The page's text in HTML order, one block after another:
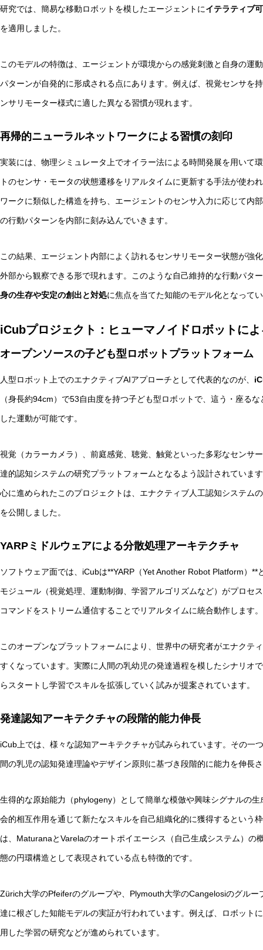
研究では、簡易な移動ロボットを模したエージェントにイテラティブ
を適用しました。
このモデルの特徴は、エージェントが環境からの感覚刺激と自身の運
パターンが自発的に形成される点にあります。例えば、視覚センサを
ンサリモーター様式に適した異なる習慣が現れます。
再帰的ニューラルネットワークによる習慣の刻印
実装には、物理シミュレータ上でオイラー法による時間発展を用いて
トのセンサ・モータの状態遷移をリアルタイムに更新する手法が使わ
ワークに類似した構造を持ち、エージェントのセンサ入力に応じて内
の行動パターンを内部に刻み込んでいきます。
この結果、エージェント内部によく訪れるセンサリモーター状態が強
外部から観察できる形で現れます。このような自己維持的な行動パタ
身の生存や安定の創出と対処に焦点を当てた知能のモデル化となって
iCubプロジェクト：ヒューマノイドロボットに
オープンソースの子ども型ロボットプラットフォーム
人型ロボット上でのエナクティブAIアプローチとして代表的なのが、
（身長約94cm）で53自由度を持つ子ども型ロボットで、這う・座る
した運動が可能です。
視覚（カラーカメラ）、前庭感覚、聴覚、触覚といった多彩なセンサ
達的認知システムの研究プラットフォームとなるよう設計されていま
心に進められたこのプロジェクトは、エナクティブ人工認知システム
を公開しました。
YARPミドルウェアによる分散処理アーキテクチャ
ソフトウェア面では、iCubは**YARP（Yet Another Robot Platform）
モジュール（視覚処理、運動制御、学習アルゴリズムなど）がプロセ
コマンドをストリーム通信することでリアルタイムに統合動作します。
このオープンなプラットフォームにより、世界中の研究者がエナクテ
すくなっています。実際に人間の乳幼児の発達過程を模したシナリオ
らスタートし学習でスキルを拡張していく試みが提案されています。
発達認知アーキテクチャの段階的能力伸長
iCub上では、様々な認知アーキテクチャが試みられています。その一
間の乳児の認知発達理論やデザイン原則に基づき段階的に能力を伸長
生得的な原始能力（phylogeny）として簡単な模倣や興味シグナルの
会的相互作用を通じて新たなスキルを自己組織化的に獲得するという
は、MaturanaとVarelaのオートポイエーシス（自己生成システム）の
態の円環構造として表現されている点も特徴的です。
Zürich大学のPfeiferのグループや、Plymouth大学のCangelosiのグル
達に根ざした知能モデルの実証が行われています。例えば、ロボット
用した学習の研究などが進められています。